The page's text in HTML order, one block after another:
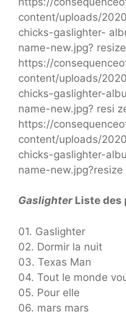
content/uploads/
chicks-gaslighter-
name-new.jpg?
https://
content/uploads/
chicks-gaslighter-
name-new.jpg? resi
https://
content/uploads/
chicks-gaslighter-
name-
Gaslighter Liste des
01. Gaslighter
02. Dormir la nuit
03. Texas Man
04. Tout le monde
05. Pour elle
06. mars mars